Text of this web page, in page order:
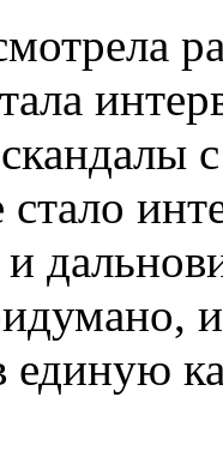
единую